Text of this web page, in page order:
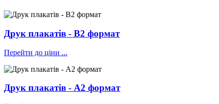
Друк плакатів - В2 формат
Перейти до ціни ...
Друк плакатів - А2 формат